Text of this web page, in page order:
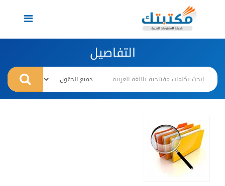
Toggle
navigation
التفاصيل